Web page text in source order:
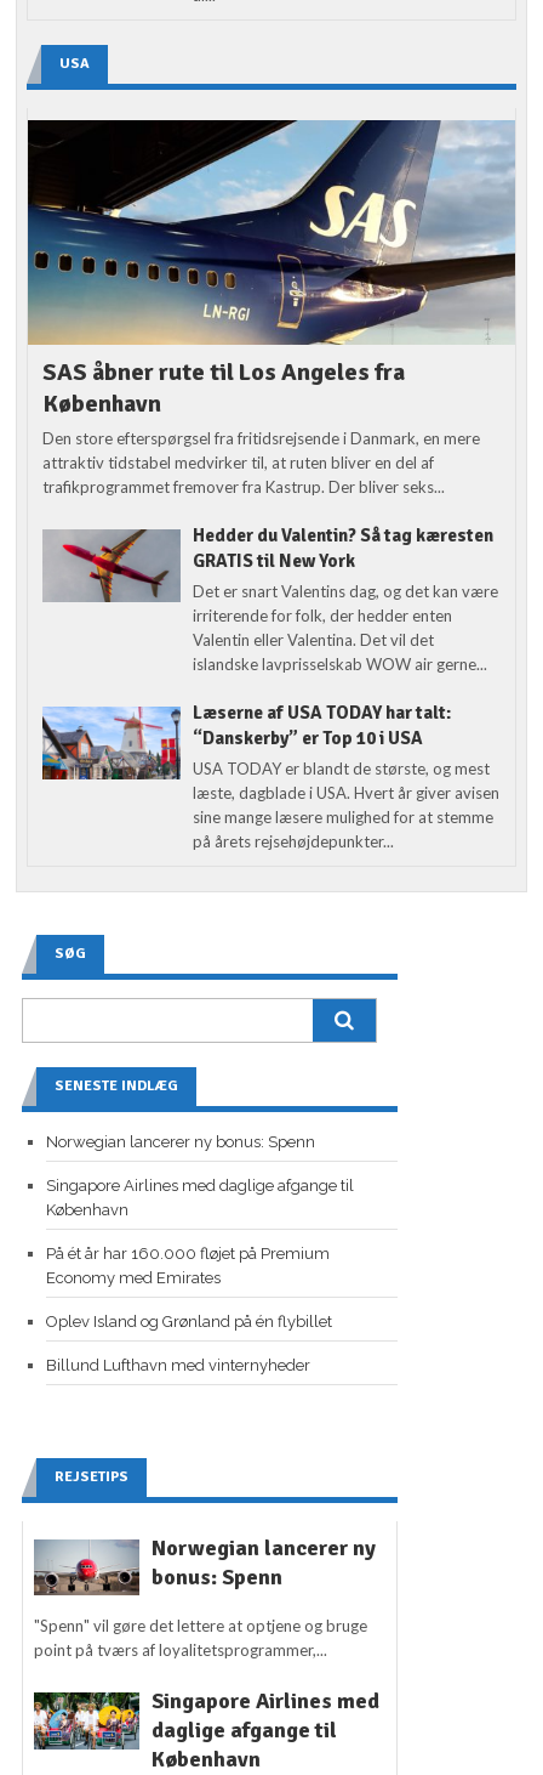
USA
SAS åbner rute til Los Angeles fra
København
Den store efterspørgsel fra fritidsrejsende i Danmark, en mere
attraktiv tidstabel medvirker til, at ruten bliver en del af
trafikprogrammet fremover fra Kastrup. Der bliver seks...
Hedder du Valentin? Så tag kæresten
GRATIS til New York
Det er snart Valentins dag, og det kan være
irriterende for folk, der hedder enten
Valentin eller Valentina. Det vil det
islandske lavprisselskab WOW air gerne...
Læserne af USA TODAY har talt:
“Danskerby” er Top 10 i USA
USA TODAY er blandt de største, og mest
læste, dagblade i USA. Hvert år giver avisen
sine mange læsere mulighed for at stemme
på årets rejsehøjdepunkter...
SØG
SENESTE INDLÆG
Norwegian lancerer ny bonus: Spenn
Singapore Airlines med daglige afgange til
København
På ét år har 160.000 fløjet på Premium
Economy med Emirates
Oplev Island og Grønland på én flybillet
Billund Lufthavn med vinternyheder
REJSETIPS
Norwegian lancerer ny
bonus: Spenn
"Spenn" vil gøre det lettere at optjene og bruge
point på tværs af loyalitetsprogrammer,...
Singapore Airlines med
daglige afgange til
København